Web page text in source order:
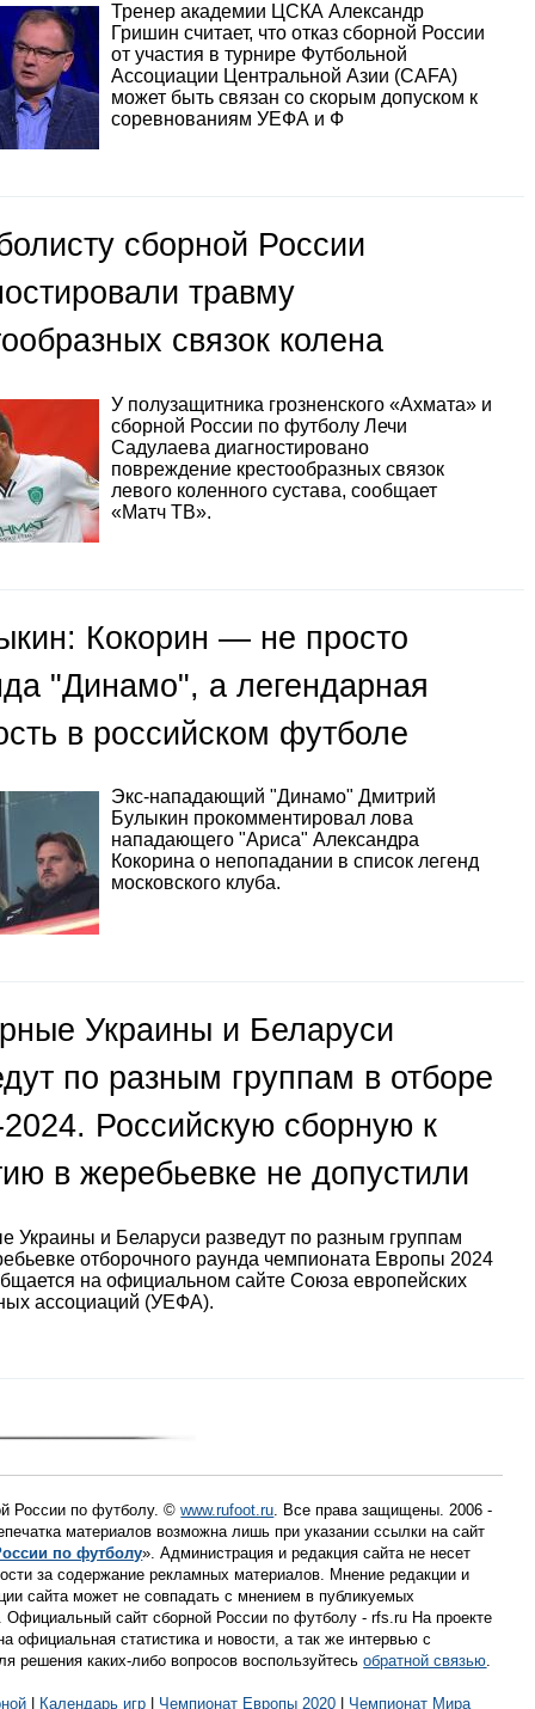
Тренер академии ЦСКА Александр
Гришин считает, что отказ сборной России
от участия в турнире Футбольной
Ассоциации Центральной Азии (CAFA)
может быть связан со скорым допуском к
соревнованиям УЕФА и Ф
сборной России
травму
связок колена
У полузащитника грозненского «Ахмата» и
сборной России по футболу Лечи
Садулаева диагностировано
повреждение крестообразных связок
левого коленного сустава, сообщает
«Матч ТВ».
Кокорин — не просто
"Динамо", а легендарная
в российском футболе
Экс-нападающий "Динамо" Дмитрий
Булыкин прокомментировал лова
нападающего "Ариса" Александра
Кокорина о непопадании в список легенд
московского клуба.
Украины и Беларуси
по разным группам в отборе
Российскую сборную к
в жеребьевке не допустили
Украины и Беларуси разведут по разным группам
отборочного раунда чемпионата Европы 2024
на официальном сайте Союза европейских
ассоциаций (УЕФА).
России по футболу. ©www.rufoot.ru. Все права защищены. 2006 -
материалов возможна лишь при указании ссылки на сайт
по футболу». Администрация и редакция сайта не несет
за содержание рекламных материалов. Мнение редакции и
сайта может не совпадать с мнением в публикуемых
Официальный сайт сборной России по футболу - rfs.ru На проекте
официальная статистика и новости, а так же интервью с
решения каких-либо вопросов воспользуйтесьобратной связью.
Календарь игр Чемпионат Европы 2020 Чемпионат Мира